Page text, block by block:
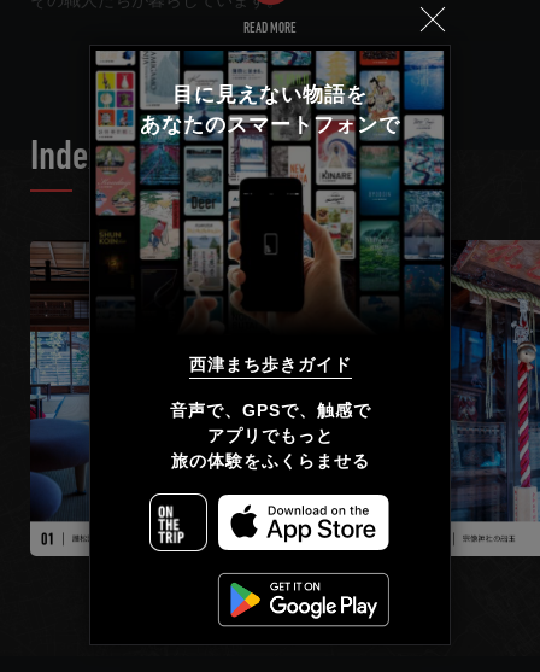
目に見えない物語を
あなたのスマートフォンで
西津まち歩きガイド
音声で、GPSで、触感で
アプリでもっと
旅の体験をふくらませる
若狭塗の模様は若狭の海がモチーフになっています。そこで、
この旅の最後に小浜城まで足を運び、「雲浜」を目にしてほし
いと思います。
あなたは「雲浜」と聞いてどんな風景が思い浮かぶでしょう
か。今はまだ真っ白なイメージかもしれないその言葉。北前船
にまつわる護松園と古河屋の物語から、西津の浜に続く網目の
道に張り巡らされた物語。雲浜という言葉に導かれるようにし
て、そのひとつひとつを辿っていくうちに、雲浜というその言
葉に、あなただけの風景が宿っていることでしょう。
READ MORE
Index List Select language
日本語
English
简体中文
繁體中文
Français